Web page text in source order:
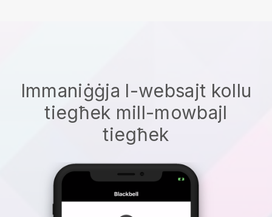
Immaniġġja l-websajt kollu
tiegħek mill-mowbajl
tiegħek